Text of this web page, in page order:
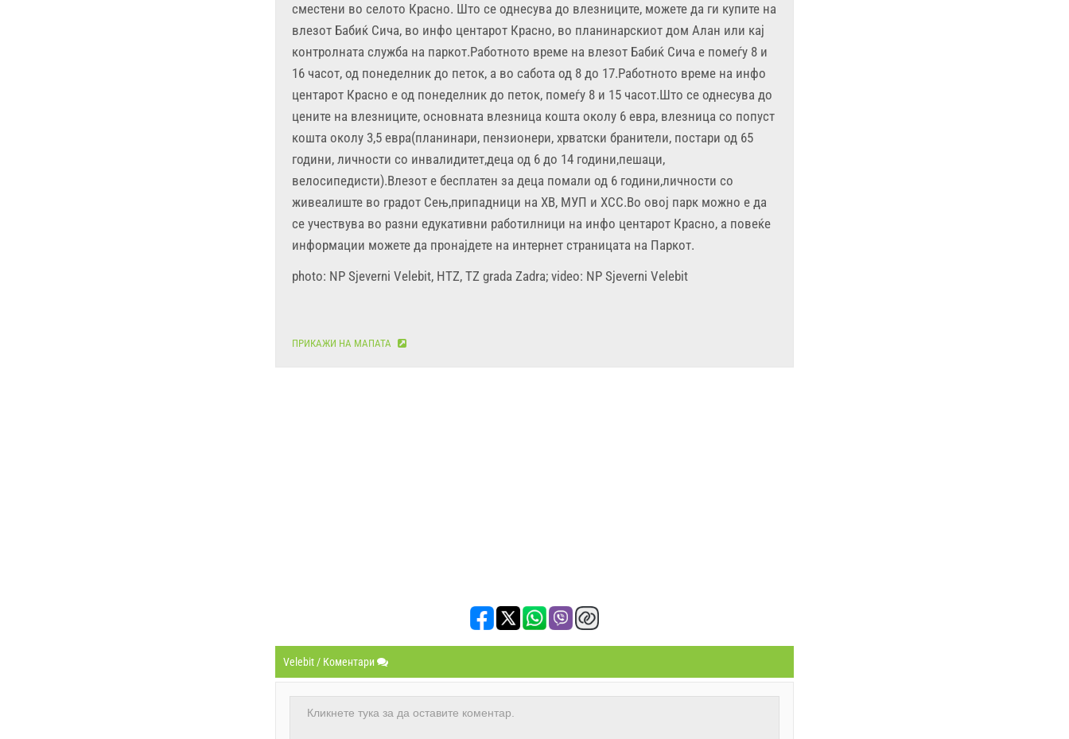
сместени во селото Красно. Што се однесува до влезниците, можете да ги купите на
влезот Бабиќ Сича, во инфо центарот Красно, во планинарскиот дом Алан или кај
контролната служба на паркот.Работното време на влезот Бабиќ Сича е помеѓу 8 и
16 часот, од понеделник до петок, а во сабота од 8 до 17.Работното време на инфо
центарот Красно е од понеделник до петок, помеѓу 8 и 15 часот.Што се однесува до
цените на влезниците, основната влезница кошта околу 6 евра, влезница со попуст
кошта околу 3,5 евра(планинари, пензионери, хрватски бранители, постари од 65
години, личности со инвалидитет,деца од 6 до 14 години,пешаци,
велосипедисти).Влезот е бесплатен за деца помали од 6 години,личности со
живеалиште во градот Сењ,припадници на ХВ, МУП и ХСС.Во овој парк можно е да
се учествува во разни едукативни работилници на инфо центарот Красно, а повеќе
информации можете да пронајдете на интернет страницата на Паркот.
photo: NP Sjeverni Velebit, HTZ, TZ grada Zadra; video: NP Sjeverni Velebit
ПРИКАЖИ НА МАПАТА
Velebit / Коментари